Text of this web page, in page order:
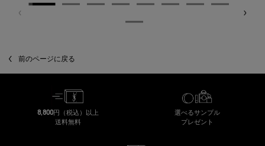
前のページに戻る
8,800円（税込）以上
送料無料
選べるサンプル
プレゼント